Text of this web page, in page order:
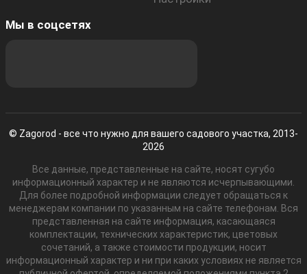
Мы в соцсетях
© Zagorod - все что нужно для вашего садового участка, 2013-
2026
Все данные, представленные на сайте, носят сугубо
информационный характер и не являются исчерпывающими.
Для более подробной информации следует обращаться к
менеджерам компании по указанным на сайте телефонам. Вся
представленная на сайте информация, касающаяся
комплектации, технических характеристик, цветовых
сочетаний, а также стоимости продукции, носит
информационный характер и ни при каких условиях не является